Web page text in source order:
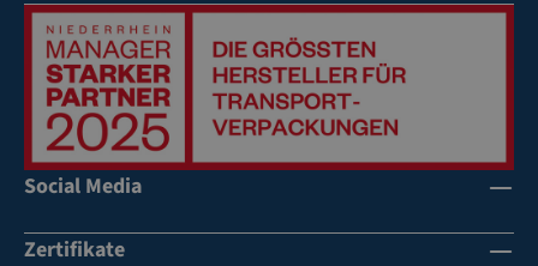
Social Media
Zertifikate